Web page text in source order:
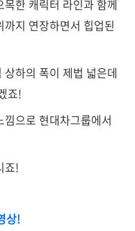
한 캐릭터 라인과 함께
지 연장하면서 힙업된
하의 폭이 제법 넓은데
죠!
으로 현대차그룹에서
죠!
상!